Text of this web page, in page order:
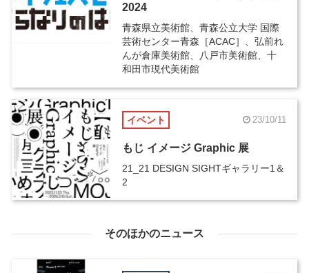
2024
青森県立美術館、青森公立大学 国際
芸術センター青森［ACAC］、弘前れ
んが倉庫美術館、八戸市美術館、十
和田市現代美術館
イベント 23/10/11
もじ イメージ Graphic 展
21_21 DESIGN SIGHTギャラリー1＆
2
そのほかのニュース